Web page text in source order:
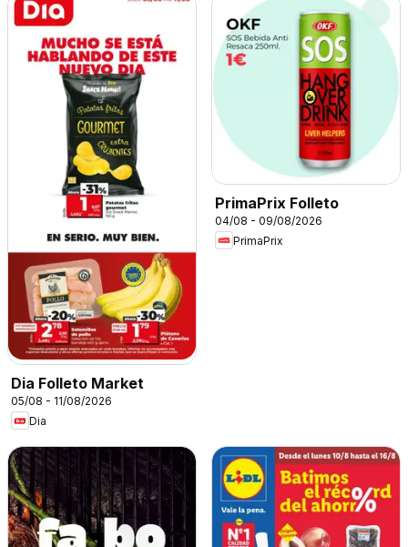
Dia Folleto Market
05/08 - 11/08/2026
Dia
PrimaPrix Folleto
04/08 - 09/08/2026
PrimaPrix